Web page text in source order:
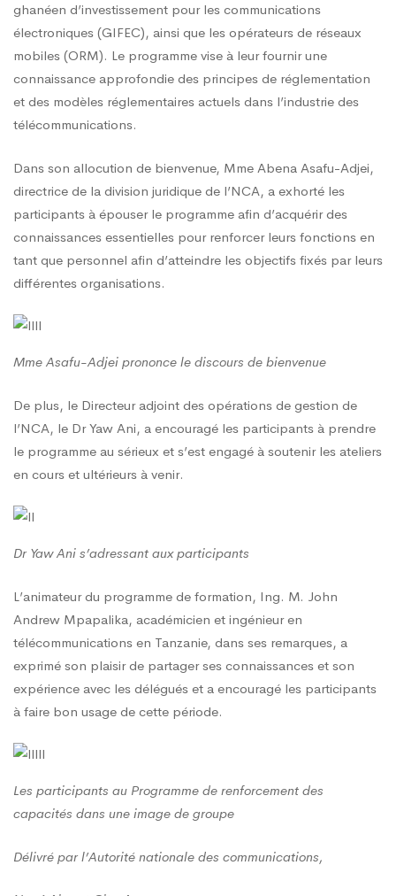
ghanéen d’investissement pour les communications
électroniques (GIFEC), ainsi que les opérateurs de réseaux
mobiles (ORM). Le programme vise à leur fournir une
connaissance approfondie des principes de réglementation
et des modèles réglementaires actuels dans l’industrie des
télécommunications.
Dans son allocution de bienvenue, Mme Abena Asafu-Adjei,
directrice de la division juridique de l’NCA, a exhorté les
participants à épouser le programme afin d’acquérir des
connaissances essentielles pour renforcer leurs fonctions en
tant que personnel afin d’atteindre les objectifs fixés par leurs
différentes organisations.
Mme Asafu-Adjei prononce le discours de bienvenue
De plus, le Directeur adjoint des opérations de gestion de
l’NCA, le Dr Yaw Ani, a encouragé les participants à prendre
le programme au sérieux et s’est engagé à soutenir les ateliers
en cours et ultérieurs à venir.
Dr Yaw Ani s’adressant aux participants
L’animateur du programme de formation, Ing. M. John
Andrew Mpapalika, académicien et ingénieur en
télécommunications en Tanzanie, dans ses remarques, a
exprimé son plaisir de partager ses connaissances et son
expérience avec les délégués et a encouragé les participants
à faire bon usage de cette période.
Les participants au Programme de renforcement des
capacités dans une image de groupe
Délivré par l’Autorité nationale des communications,